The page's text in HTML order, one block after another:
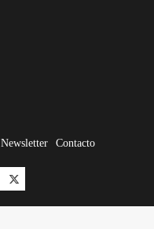
Newsletter Contacto